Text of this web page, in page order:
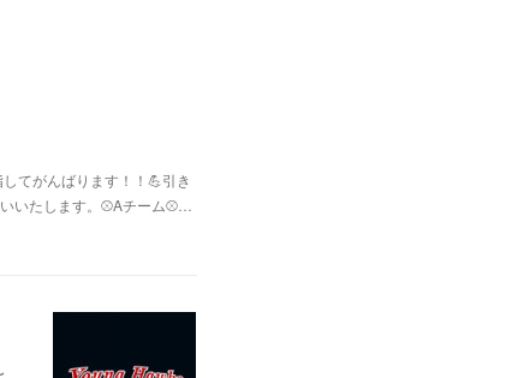
てがんばります！！💪引き
いたします。⚾Aチーム⚾️…